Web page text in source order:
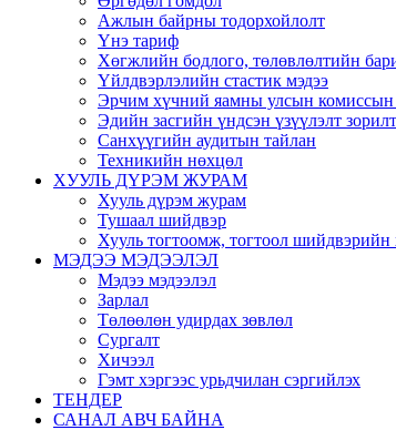
Ажлын байрны тодорхойлолт
Үнэ тариф
Хөгжлийн бодлого, төлөвлөлтийн
Үйлдвэрлэлийн стастик мэдээ
Эрчим хүчний яамны улсын комиссын
Эдийн засгийн үндсэн үзүүлэлт
Санхүүгийн аудитын тайлан
Техникийн нөхцөл
ХУУЛЬ ДҮРЭМ ЖУРАМ
Хууль дүрэм журам
Тушаал шийдвэр
Хууль тогтоомж, тогтоол шийдвэрийн
МЭДЭЭ МЭДЭЭЛЭЛ
Мэдээ мэдээлэл
Зарлал
Төлөөлөн удирдах зөвлөл
Сургалт
Хичээл
Гэмт хэргээс урьдчилан сэргийлэх
ТЕНДЕР
САНАЛ АВЧ БАЙНА